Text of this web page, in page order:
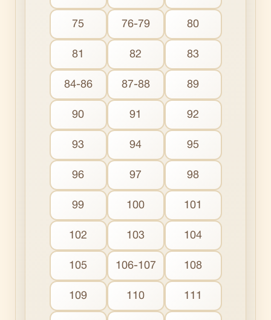
75 76-79 80
81 82 83
84-86 87-88 89
90 91 92
93 94 95
96 97 98
99 100 101
102 103 104
105 106-107 108
109 110 111